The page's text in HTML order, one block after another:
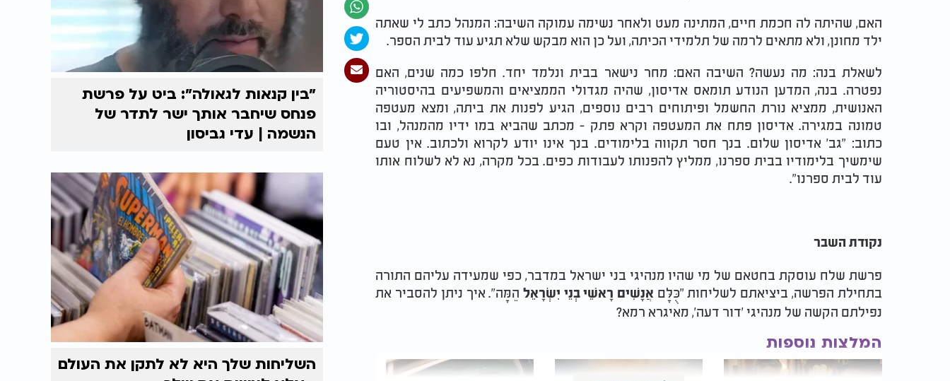
האם, שהיתה לה חכמת חיים, המתינה מעט ולאחר נשימה עמוקה השיבה: המנהל כתב לי שאתה
ילד מחונן, ולא מתאים לרמה של תלמידי הכיתה, ועל כן הוא מבקש שלא תגיע עוד לבית הספר.
לשאלת בנה: מה נעשה? השיבה האם: מחר נישאר בבית ונלמד יחד. חלפו כמה שנים, האם
נפטרה. בנה, המדען הנודע תומאס אדיסון, שהיה מגדולי הממציאים והמשפיעים בהיסטוריה
האנושית, ממציא נורת החשמל ופיתוחים רבים נוספים, הגיע לפנות את ביתה, ומצא מעטפה
טמונה במגירה. אדיסון פתח את המעטפה וקרא פתק - מכתב שהביא במו ידיו מהמנהל, ובו
כתוב: "גב' אדיסון שלום. בנך חסר תקווה בלימודים. בנך אינו יודע לקרוא ולכתוב. אין טעם
שימשיך בלימודיו בבית ספרנו, ממליץ להפנותו לעבודות כפים. בכל מקרה, נא לא לשלוח אותו
עוד לבית ספרנו".
נקודת השבר
פרשת שלח עוסקת בחטאם של מי שהיו מנהיגי בני ישראל במדבר, כפי שמעידה עליהם התורה
בתחילת הפרשה, ביציאתם לשליחות "כֻּלָּם אֲנָשִׁים רָאשֵׁי בְנֵי יִשְׂרָאֵל הֵמָּה". איך ניתן להסביר את
נפילתם הקשה של מנהיגי 'דור דעה', מאיגרא רמא?
המלצות נוספות
״בין קנאות לגאולה״: ביט על פרשת
פנחס שיחבר אותך ישר לתדר של
הנשמה | עדי גביסון
השליחות שלך היא לא לתקן את העולם